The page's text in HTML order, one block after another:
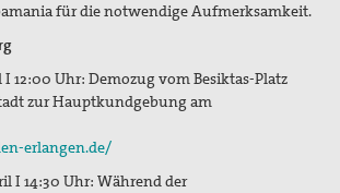
für die notwendige Aufmerksamkeit.
12:00 Uhr: Demozug vom Besiktas-Platz
zur Hauptkundgebung am
erlangen.de/
I 14:30 Uhr: Während der